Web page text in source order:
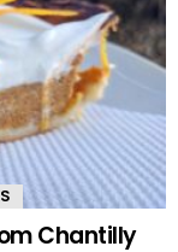
Chantilly